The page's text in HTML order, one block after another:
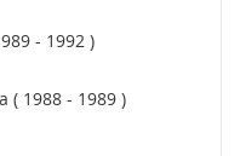
- 1992 )
( 1988 - 1989 )